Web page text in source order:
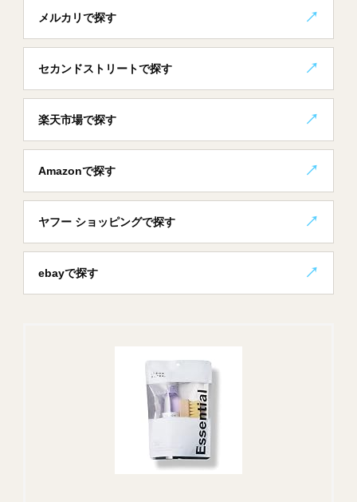
メルカリで探す
セカンドストリートで探す
楽天市場で探す
Amazonで探す
ヤフー ショッピングで探す
ebayで探す